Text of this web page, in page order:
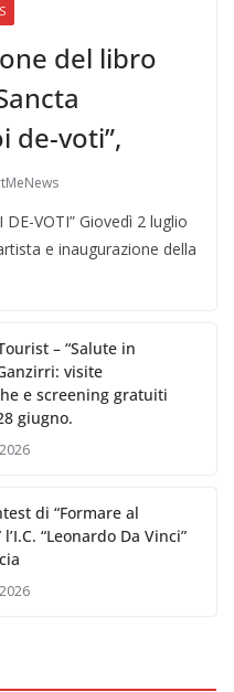
del libro
de-voti”,
DE-VOTI” Giovedì 2 luglio
e inaugurazione della
– “Salute in
visite
e screening gratuiti
giugno.
di “Formare al
“Leonardo Da Vinci”